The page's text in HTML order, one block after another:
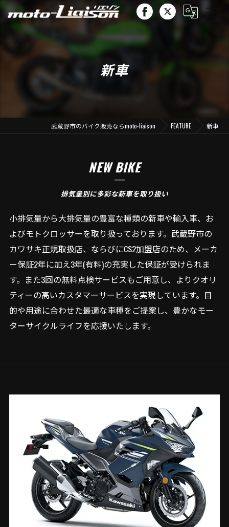
新車
武蔵野市のバイク販売ならmoto-liaison FEATURE 新車
排気量別に多彩な新車を取り扱い
NEW BIKE
小排気量から大排気量の豊富な種類の新車や輸入車、お
よびモトクロッサーを取り扱っております。武蔵野市の
カワサキ正規取扱店、ならびにCS2加盟店のため、メーカ
ー保証2年に加え3年(有料)の充実した保証が受けられま
す。また3回の無料点検サービスもご用意し、よりクオリ
ティーの高いカスタマーサービスを実現しています。目
的や用途に合わせた最適な車種をご提案し、豊かなモー
ターサイクルライフを応援いたします。